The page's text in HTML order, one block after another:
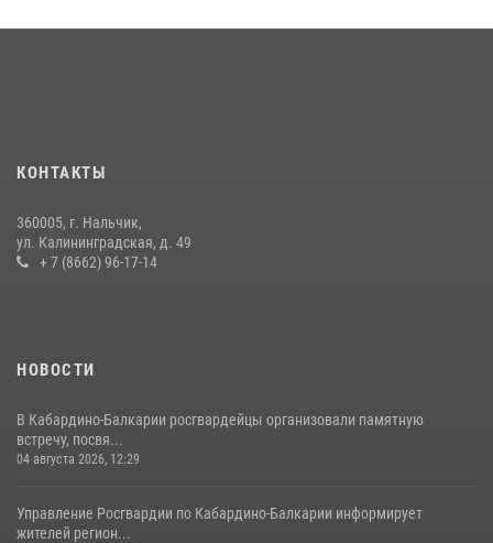
НАЧАЛЬНИК УПРАВЛЕНИЯ РОСГВАРДИИ ПО КАБАРДИНО-
БАЛКАРСКОЙ РЕСПУБЛИКЕ ПРОВЕДЕТ ПРИЕМ ГРАЖДАН
КОНТАКТЫ
360005, г. Нальчик,
ул. Калининградская, д. 49
+ 7 (8662) 96-17-14
НОВОСТИ
В Кабардино-Балкарии росгвардейцы организовали памятную
встречу, посвя...
04 августа 2026, 12:29
Управление Росгвардии по Кабардино-Балкарии информирует
жителей регион...